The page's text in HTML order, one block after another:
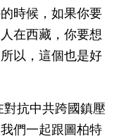
時候，如果你要
在西藏，你要想
以，這個也是好
抗中共跨國鎮壓
們一起跟圖柏特